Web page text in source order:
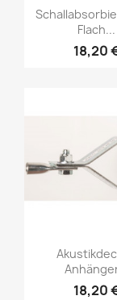

Flach...
18,20

18,20